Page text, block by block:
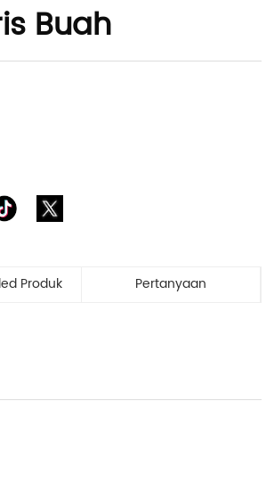
Buah
Produk Pertanyaan